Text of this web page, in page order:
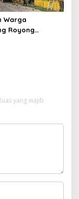
Warga
Royong
yang wajib